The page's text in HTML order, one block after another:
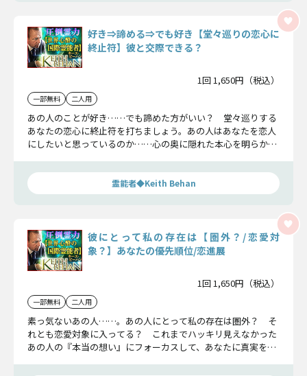
好き⇒諦める⇒でも好き【堂々巡りの恋心に
終止符】彼と交際できる？
1回 1,650円（税込）
一部無料 二人用
あの人のことが好き……でも諦めた方がいい？ 堂々巡りする
あなたの恋心に終止符を打ちましょう。あの人はあなたを恋人
にしたいと思っているのか……心の奥に隠れた本心を明らかに
霊能者◆Keith Behan
彼にとって私の存在は【圏外？/恋愛対
象？】あなたの優先順位/恋進展
1回 1,650円（税込）
一部無料 二人用
素っ気ないあの人……。あの人にとって私の存在は圏外？ そ
れとも恋愛対象に入ってる？ これまでハッキリ見えなかった
あの人の『本当の想い』にフォーカスして、あなたに真実を共